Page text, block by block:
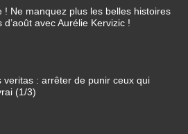
! Ne manquez plus les belles histoires
d’août avec Aurélie Kervizic !
veritas : arrêter de punir ceux qui
(1/3)